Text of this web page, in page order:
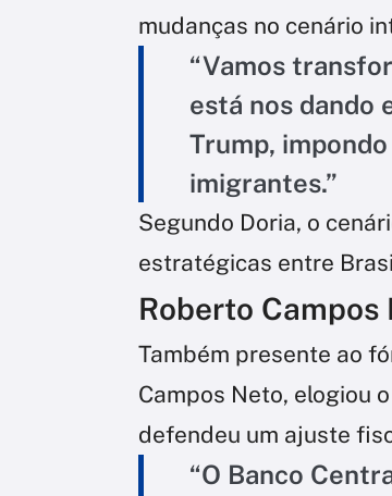
mudanças no cenário
“Vamos
está nos dando
Trump,
imigrantes.”
Segundo Doria, o
estratégicas entre
Roberto
Também presente ao
Campos Neto, elogiou
defendeu um ajuste
“O Banco